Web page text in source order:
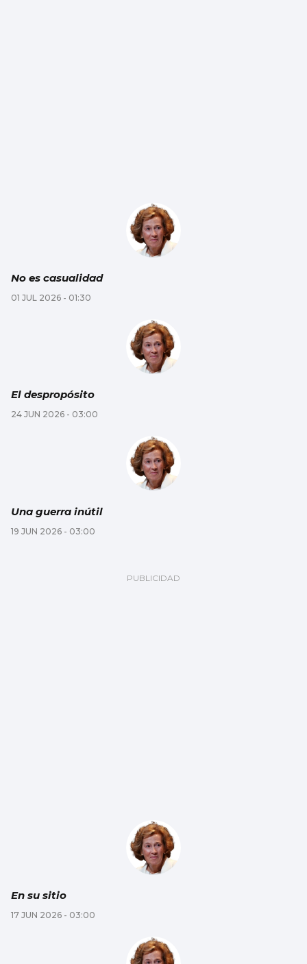
No es casualidad
01 JUL 2026 - 01:30
El despropósito
24 JUN 2026 - 03:00
Una guerra inútil
19 JUN 2026 - 03:00
En su sitio
17 JUN 2026 - 03:00